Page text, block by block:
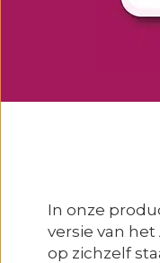
In onze
versie van
op zichzelf